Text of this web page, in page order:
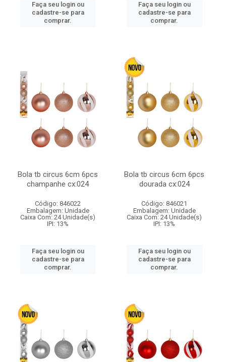
Faça seu login ou
cadastre-se para
comprar.
Faça seu login ou
cadastre-se para
comprar.
Bola tb circus 6cm 6pcs
champanhe cx:024
Código: 846022
Embalagem: Unidade
Caixa Com: 24 Unidade(s)
IPI: 13%
Faça seu login ou
cadastre-se para
comprar.
Bola tb circus 6cm 6pcs
dourada cx:024
Código: 846021
Embalagem: Unidade
Caixa Com: 24 Unidade(s)
IPI: 13%
Faça seu login ou
cadastre-se para
comprar.